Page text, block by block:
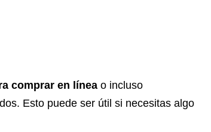
comprar en línea o incluso
Esto puede ser útil si necesitas algo